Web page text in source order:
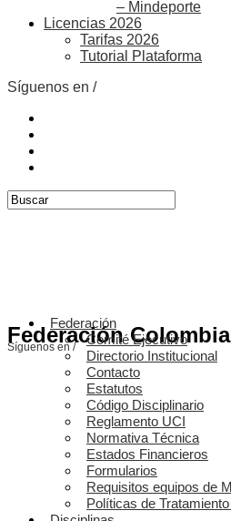
– Mindeporte
Licencias 2026
Tarifas 2026
Tutorial Plataforma
Síguenos en /
Federación
Síguenos en /
Federación
Comité Ejecutivo
Directorio Institucional
Contacto
Estatutos
Código Disciplinario
Reglamento UCI
Normativa Técnica
Estados Financieros
Formularios
Requisitos equipos de
Políticas de